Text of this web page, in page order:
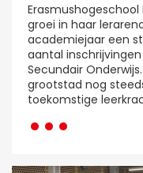
Erasmushogeschool
groei in haar
academiejaar een
aantal
Secundair
grootstad nog
toekomstige
···